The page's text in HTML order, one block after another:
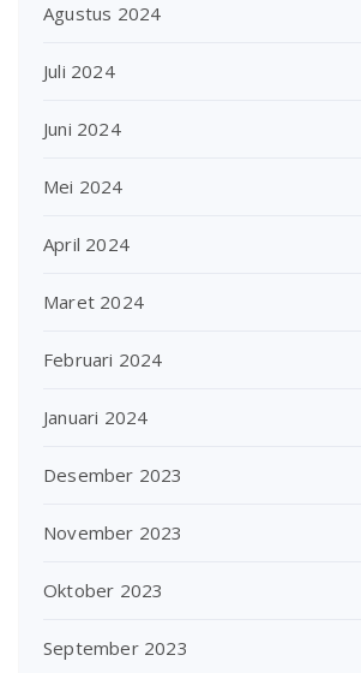
Agustus 2024
Juli 2024
Juni 2024
Mei 2024
April 2024
Maret 2024
Februari 2024
Januari 2024
Desember 2023
November 2023
Oktober 2023
September 2023